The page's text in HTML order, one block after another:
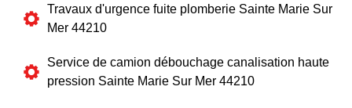
Travaux d'urgence fuite plomberie Sainte Marie Sur
Mer 44210
Service de camion débouchage canalisation haute
pression Sainte Marie Sur Mer 44210